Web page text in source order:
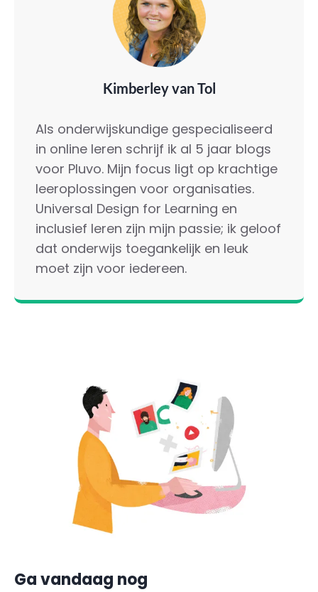
Kimberley van Tol
Als onderwijskundige gespecialiseerd
in online leren schrijf ik al 5 jaar blogs
voor Pluvo. Mijn focus ligt op krachtige
leeroplossingen voor organisaties.
Universal Design for Learning en
inclusief leren zijn mijn passie; ik geloof
dat onderwijs toegankelijk en leuk
moet zijn voor iedereen.
Ga vandaag nog